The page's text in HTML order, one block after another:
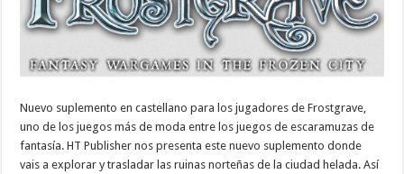
Nuevo suplemento en castellano para los jugadores de Frostgrave,
uno de los juegos más de moda entre los juegos de escaramuzas de
fantasía. HT Publisher nos presenta este nuevo suplemento donde
vais a explorar y trasladar las ruinas norteñas de la ciudad helada. Así